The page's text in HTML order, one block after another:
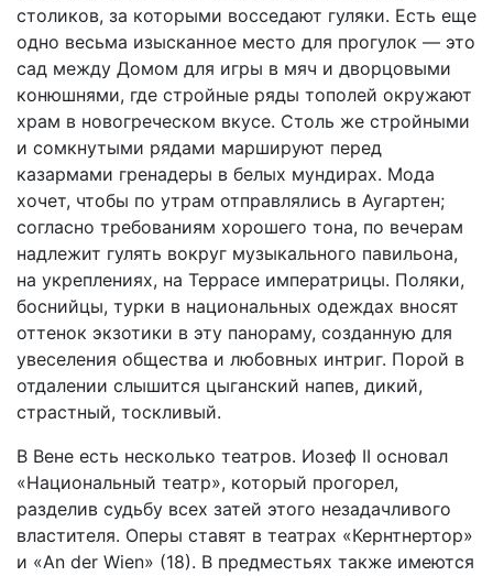
столиков, за которыми восседают гуляки. Есть еще
одно весьма изысканное место для прогулок — это
сад между Домом для игры в мяч и дворцовыми
конюшнями, где стройные ряды тополей окружают
храм в новогреческом вкусе. Столь же стройными
и сомкнутыми рядами маршируют перед
казармами гренадеры в белых мундирах. Мода
хочет, чтобы по утрам отправлялись в Аугартен;
согласно требованиям хорошего тона, по вечерам
надлежит гулять вокруг музыкального павильона,
на укреплениях, на Террасе императрицы. Поляки,
боснийцы, турки в национальных одеждах вносят
оттенок экзотики в эту панораму, созданную для
увеселения общества и любовных интриг. Порой в
отдалении слышится цыганский напев, дикий,
страстный, тоскливый.
В Вене есть несколько театров. Иозеф II основал
«Национальный театр», который прогорел,
разделив судьбу всех затей этого незадачливого
властителя. Оперы ставят в театрах «Кернтнертор»
и «An der Wien» (18). В предместьях также имеются